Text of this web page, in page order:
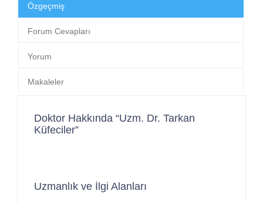
Özgeçmiş
Forum Cevapları
Yorum
Makaleler
Doktor Hakkında “Uzm. Dr. Tarkan
Küfeciler”
Uzmanlık ve İlgi Alanları